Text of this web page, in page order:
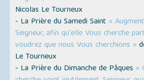
Nicolas Le Tourneux
- La Prière du Samedi Saint «
Seigneur, afin qu'elle Vous cherche
voudrez que nous Vous cherchions »
Le Tourneux
- La Prière du Dimanche de Pâques «